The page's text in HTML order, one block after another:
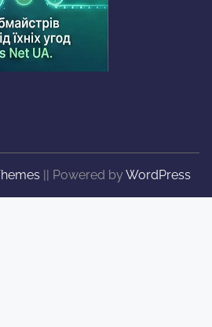
|| Powered by WordPress